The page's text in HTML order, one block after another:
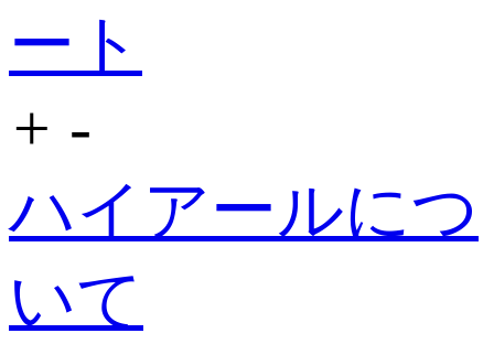
ート
+ -
ハイアールにつ
いて